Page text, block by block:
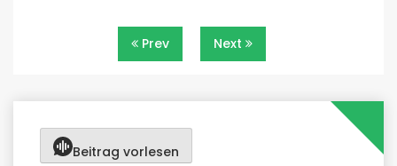
Beitragsnavigation
Prev Next
Beitrag vorlesen